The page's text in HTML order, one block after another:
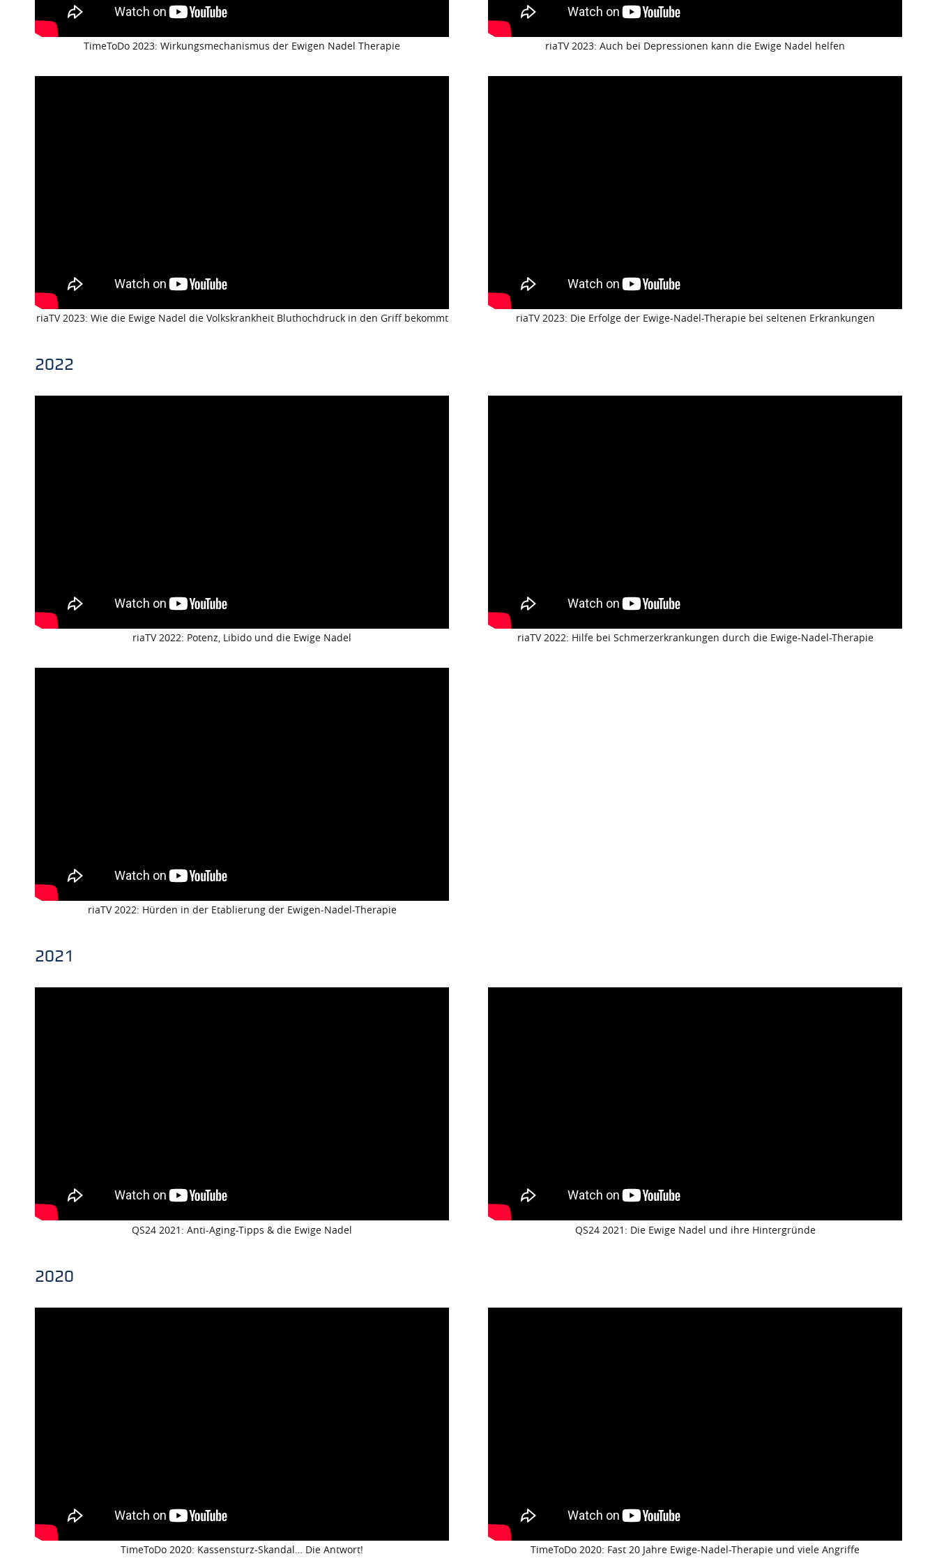
TimeToDo 2023: Wirkungsmechanismus der Ewigen Nadel Therapie riaTV 2023: Auch bei Depressionen kann die Ewige Nadel helfen
riaTV 2023: Wie die Ewige Nadel die Volkskrankheit Bluthochdruck in den Griff bekommt riaTV 2023: Die Erfolge der Ewige-Nadel-Therapie bei seltenen Erkrankungen
2022
riaTV 2022: Potenz, Libido und die Ewige Nadel riaTV 2022: Hilfe bei Schmerzerkrankungen durch die Ewige-Nadel-Therapie
riaTV 2022: Hürden in der Etablierung der Ewigen-Nadel-Therapie
2021
QS24 2021: Anti-Aging-Tipps & die Ewige Nadel QS24 2021: Die Ewige Nadel und ihre Hintergründe
2020
TimeToDo 2020: Kassensturz-Skandal… Die Antwort! TimeToDo 2020: Fast 20 Jahre Ewige-Nadel-Therapie und viele Angriffe